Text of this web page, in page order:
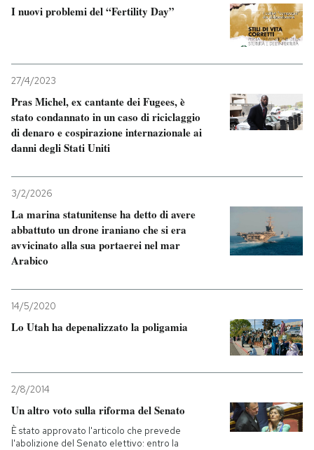
I nuovi problemi del “Fertility Day”
27/4/2023
Pras Michel, ex cantante dei Fugees, è
stato condannato in un caso di riciclaggio
di denaro e cospirazione internazionale ai
danni degli Stati Uniti
3/2/2026
La marina statunitense ha detto di avere
abbattuto un drone iraniano che si era
avvicinato alla sua portaerei nel mar
Arabico
14/5/2020
Lo Utah ha depenalizzato la poligamia
2/8/2014
Un altro voto sulla riforma del Senato
È stato approvato l'articolo che prevede
l'abolizione del Senato elettivo: entro la